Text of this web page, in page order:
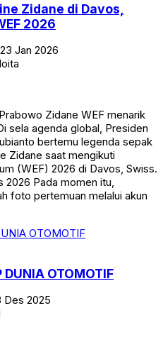
Zidane di Davos,
2026
Jan 2026
Zidane WEF menarik
sela agenda global, Presiden
bertemu legenda sepak
Zidane saat mengikuti
(WEF) 2026 di Davos, Swiss.
2026 Pada momen itu,
foto pertemuan melalui akun
DUNIA OTOMOTIF
Des 2025